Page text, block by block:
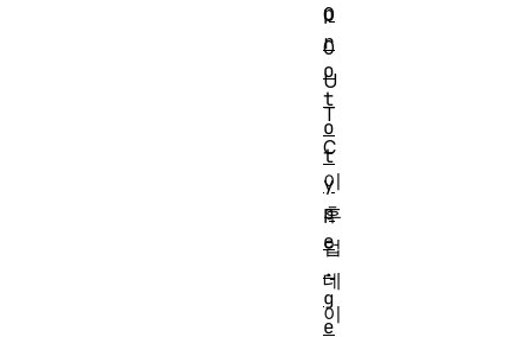
0
0
U
T
C
이
후
업
데
이
p
r
o
t
o
t
y
p
e
.
g
e